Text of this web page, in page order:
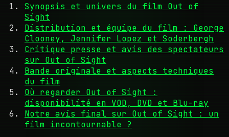
Synopsis et univers du film Out of
Sight
Distribution et équipe du film : George
Clooney, Jennifer Lopez et Soderbergh
Critique presse et avis des spectateurs
sur Out of Sight
Bande originale et aspects techniques
du film
Où regarder Out of Sight :
disponibilité en VOD, DVD et Blu-ray
Notre avis final sur Out of Sight : un
film incontournable ?